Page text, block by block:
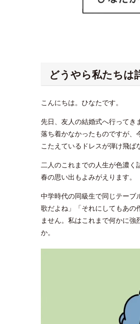
どうやら私たちは
こんにちは。ひなたです。
先日、友人の結婚式へ行ってき
落ち着かなかったものですが、
こたえているドレスが弾け飛ば
二人のこれまでの人生が色濃く
春の思い出もよみがえります。
中学時代の同級生で同じテーブ
歌だよね」「それにしてもあの
ません。私はこれまで何かに
か。